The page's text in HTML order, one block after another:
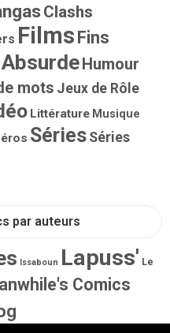
Clashs
Films Fins
Humour
mots Jeux de Rôle
Littérature Musique
Séries Séries
par auteurs
Issaboun Lapuss' Le
Comics